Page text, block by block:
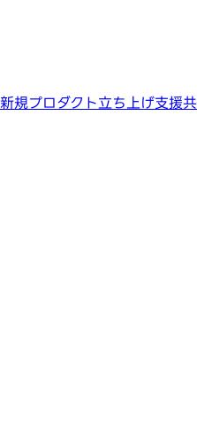
新規プロダクト立ち上げ支援